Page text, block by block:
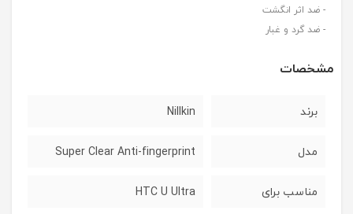
- ضد اثر انگشت
- ضد گرد و غبار
مشخصات
برند Nillkin
مدل Super Clear Anti-fingerprint
مناسب برای HTC U Ultra